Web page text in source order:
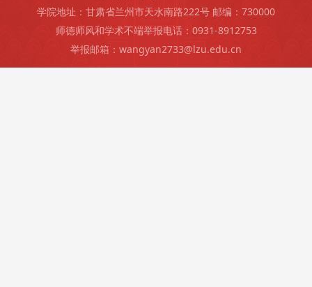
学院地址：甘肃省兰州市天水南路222号 邮编：730000
师德师风和学术不端举报电话：0931-8912753
举报邮箱：wangyan2733@lzu.edu.cn